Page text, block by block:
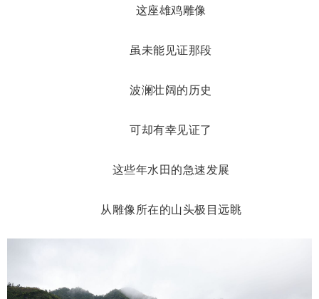
这座雄鸡雕像
虽未能见证那段
波澜壮阔的历史
可却有幸见证了
这些年水田的急速发展
从雕像所在的山头极目远眺